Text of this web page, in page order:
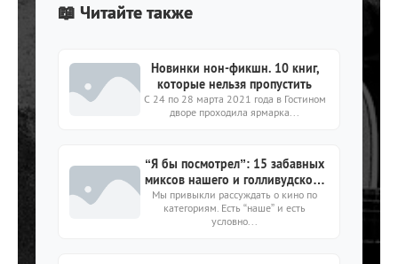
📖 Читайте также
Новинки нон-фикшн. 10 книг,
которые нельзя пропустить
С 24 по 28 марта 2021 года в Гостином
дворе проходила ярмарка...
“Я бы посмотрел”: 15 забавных
миксов нашего и голливудского
кино
Мы привыкли рассуждать о кино по
категориям. Есть “наше” и есть
условно...